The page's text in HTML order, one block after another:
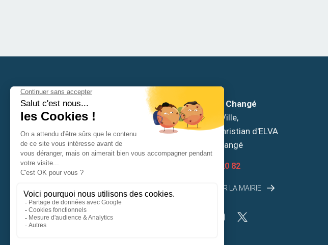
Mairie de Changé
Hôtel de Ville,
6 place Christian d'ELVA
53810 Changé
02 43 53 20 82
CONTACTER LA MAIRIE